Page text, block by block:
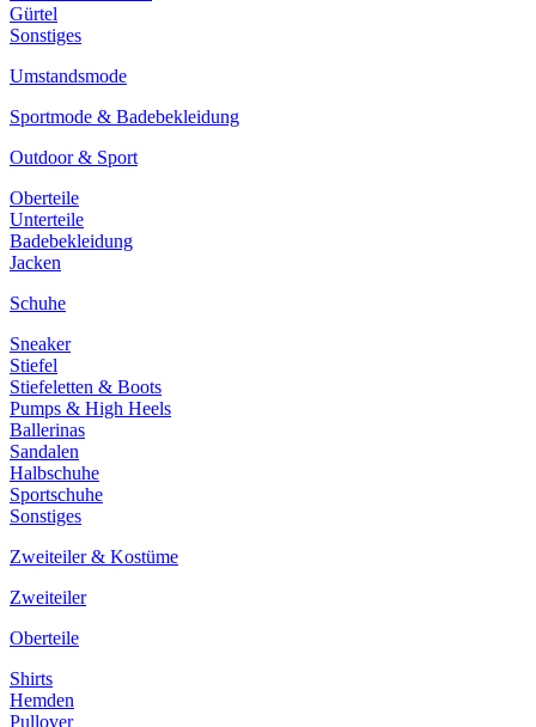
Gürtel
Sonstiges
Umstandsmode
Sportmode & Badebekleidung
Outdoor & Sport
Oberteile
Unterteile
Badebekleidung
Jacken
Schuhe
Sneaker
Stiefel
Stiefeletten & Boots
Pumps & High Heels
Ballerinas
Sandalen
Halbschuhe
Sportschuhe
Sonstiges
Zweiteiler & Kostüme
Zweiteiler
Oberteile
Shirts
Hemden
Pullover